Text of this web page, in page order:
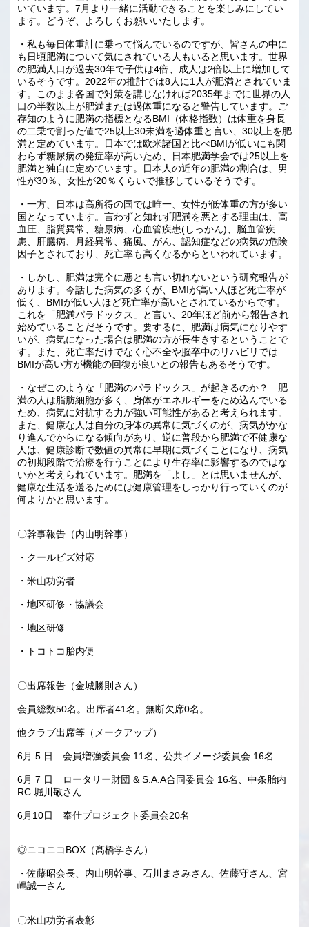
いています。7月より一緒に活動できることを楽しみにしてい
ます。どうぞ、よろしくお願いいたします。
・私も毎日体重計に乗って悩んでいるのですが、皆さんの中に
も日頃肥満について気にされている人もいると思います。世界
の肥満人口が過去30年で子供は4倍、成人は2倍以上に増加して
いるそうです。2022年の推計では8人に1人が肥満とされていま
す。このまま各国で対策を講じなければ2035年までに世界の人
口の半数以上が肥満または過体重になると警告しています。ご
存知のように肥満の指標となるBMI（体格指数）は体重を身長
の二乗で割った値で25以上30未満を過体重と言い、30以上を肥
満と定めています。日本では欧米諸国と比べBMIが低いにも関
わらず糖尿病の発症率が高いため、日本肥満学会では25以上を
肥満と独自に定めています。日本人の近年の肥満の割合は、男
性が30％、女性が20％くらいで推移しているそうです。
・一方、日本は高所得の国では唯一、女性が低体重の方が多い
国となっています。言わずと知れず肥満を悪とする理由は、高
血圧、脂質異常、糖尿病、心血管疾患(しっかん)、脳血管疾
患、肝臓病、月経異常、痛風、がん、認知症などの病気の危険
因子とされており、死亡率も高くなるからといわれています。
・しかし、肥満は完全に悪とも言い切れないという研究報告が
あります。今話した病気の多くが、BMIが高い人ほど死亡率が
低く、BMIが低い人ほど死亡率が高いとされているからです。
これを「肥満パラドックス」と言い、20年ほど前から報告され
始めていることだそうです。要するに、肥満は病気になりやす
いが、病気になった場合は肥満の方が長生きするということで
す。また、死亡率だけでなく心不全や脳卒中のリハビリでは
BMIが高い方が機能の回復が良いとの報告もあるそうです。
・なぜこのような「肥満のパラドックス」が起きるのか？ 肥
満の人は脂肪細胞が多く、身体がエネルギーをため込んでいる
ため、病気に対抗する力が強い可能性があると考えられます。
また、健康な人は自分の身体の異常に気づくのが、病気がかな
り進んでからになる傾向があり、逆に普段から肥満で不健康な
人は、健康診断で数値の異常に早期に気づくことになり、病気
の初期段階で治療を行うことにより生存率に影響するのではな
いかと考えられています。肥満を「よし」とは思いませんが、
健康な生活を送るためには健康管理をしっかり行っていくのが
何よりかと思います。
〇幹事報告（内山明幹事）
・クールビズ対応
・米山功労者
・地区研修・協議会
・地区研修
・トコトコ胎内便
〇出席報告（金城勝則さん）
会員総数50名。出席者41名。無断欠席0名。
他クラブ出席等（メークアップ）
6月 5 日 会員増強委員会 11名、公共イメージ委員会 16名
6月 7 日 ロータリー財団 & S.A.A合同委員会 16名、中条胎内
RC 堀川敬さん
6月10日 奉仕プロジェクト委員会20名
◎ニコニコBOX（髙橋学さん）
・佐藤昭会長、内山明幹事、石川まさみさん、佐藤守さん、宮
嶋誠一さん
〇米山功労者表彰